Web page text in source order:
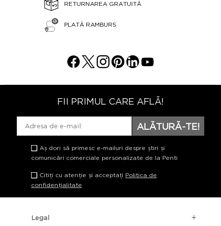
RETURNAREA GRATUITĂ
PLATĂ RAMBURS
FII PRIMUL CARE AFLĂ!
ALĂTURĂ-TE!
Aș dori să primesc e-mailuri despre știri și
comunicări comerciale personalizate de la Penti
Citiți cu atenție și acceptați Politica de
confidențialitate
Legal